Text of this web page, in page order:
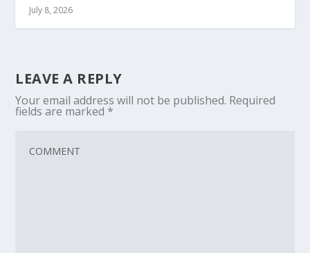
July 8, 2026
LEAVE A REPLY
Your email address will not be published. Required
fields are marked *